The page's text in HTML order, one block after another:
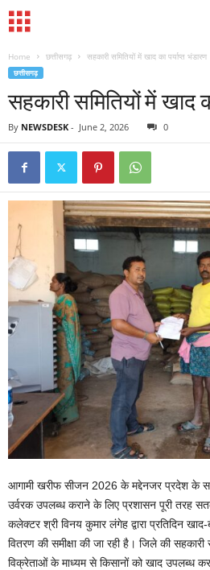
Home छत्तीसगढ़ सहकारी समितियों में खाद का पर्याप्त भंडारण
छत्तीसगढ़
सहकारी समितियों में खाद
By NEWSDESK - June 2, 2026 0
आगामी खरीफ सीजन 2026 के मद्देनजर प्रदेश के
उर्वरक उपलब्ध कराने के लिए प्रशासन पूरी तरह
कलेक्टर श्री विनय कुमार लंगेह द्वारा प्रतिदिन
वितरण की समीक्षा की जा रही है। जिले की सहकारी
विक्रेताओं के माध्यम से किसानों को खाद उपलब्ध